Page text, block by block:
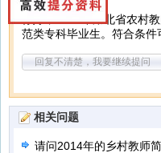
你好，2014年湖北省农村
范类专科毕业生。符合条
回复不清楚，我要继续提问
相关问题
请问2014年的乡村教师